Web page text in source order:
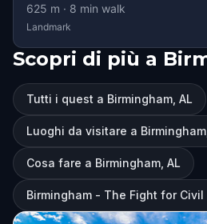
625 m · 8 min walk
Landmark
Scopri di più a
Tutti i quest a Birmingham, AL
Luoghi da visitare a
Cosa fare a Birmingham, AL
Birmingham - The Fight for Civil